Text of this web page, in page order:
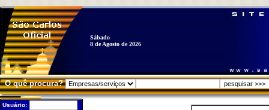
Sábado
8 de Agosto de 2026
O quê procura?
Usuário: